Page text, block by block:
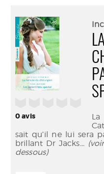
0avis
sait qu’il ne lui sera
brillant Dr Jacks...
dessous)